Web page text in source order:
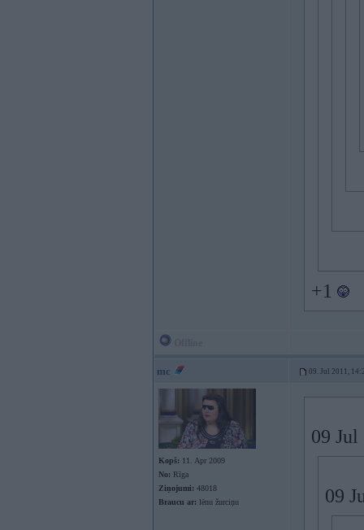
+1
mc 09. Jul 2011,
Kopš: 11. Apr 2009
No: Rīga
Ziņojumi: 48018
Braucu ar: lēnu žurciņu
09
09